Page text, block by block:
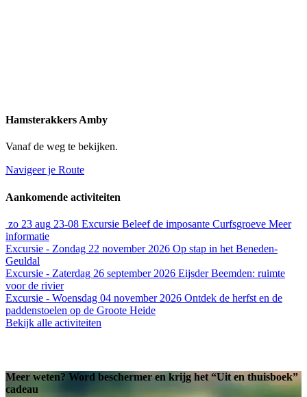
Hamsterakkers Amby
Vanaf de weg te bekijken.
Navigeer je Route
Aankomende activiteiten
zo 23 aug 23-08 Excursie Beleef de imposante Curfsgroeve Meer
informatie
Excursie - Zondag 22 november 2026 Op stap in het Beneden-
Geuldal
Excursie - Zaterdag 26 september 2026 Eijsder Beemden: ruimte
voor de rivier
Excursie - Woensdag 04 november 2026 Ontdek de herfst en de
paddenstoelen op de Groote Heide
Bekijk alle activiteiten
Meer weten? Word beschermer en krijg het “Uit en thuisboek”
cadeau